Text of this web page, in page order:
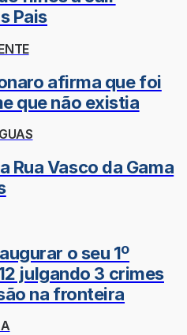
Pais
afirma que foi
que não existia
Rua Vasco da Gama
o seu 1º
julgando 3 crimes
na fronteira